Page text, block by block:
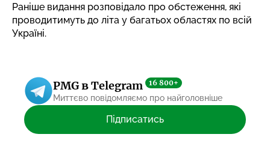
Раніше видання розповідало про обстеження, які
проводитимуть до літа у багатьох областях по всій
Україні.
PMG в Telegram 16 800+
Миттєво повідомляємо про найголовніше
Підписатись